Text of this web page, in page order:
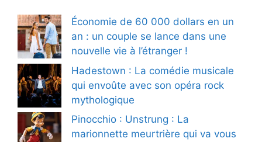
Économie de 60 000 dollars en un
an : un couple se lance dans une
nouvelle vie à l’étranger !
Hadestown : La comédie musicale
qui envoûte avec son opéra rock
mythologique
Pinocchio : Unstrung : La
marionnette meurtrière qui va vous